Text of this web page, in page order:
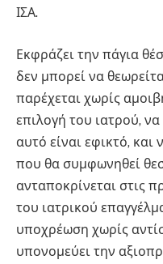
ΙΣΑ.
Εκφράζει την πάγια
δεν μπορεί να
παρέχεται χωρίς
επιλογή του ιατρού,
αυτό είναι εφικτό,
που θα συμφωνηθεί
ανταποκρίνεται στις
του ιατρικού
υποχρέωση χωρίς
υπονομεύει την